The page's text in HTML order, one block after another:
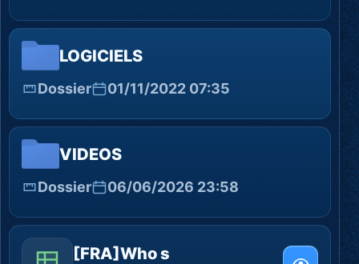
LOGICIELS
Dossier 01/11/2022 07:35
VIDEOS
Dossier 06/06/2026 23:58
[FRA]Who s